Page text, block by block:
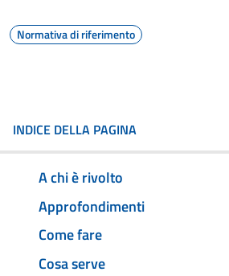
Normativa di riferimento
INDICE DELLA PAGINA
A chi è rivolto
Approfondimenti
Come fare
Cosa serve